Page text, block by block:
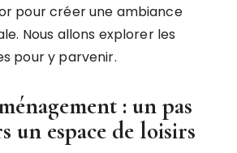
pour créer une ambiance
Nous allons explorer les
pour y parvenir.
: un pas
un espace de loisirs